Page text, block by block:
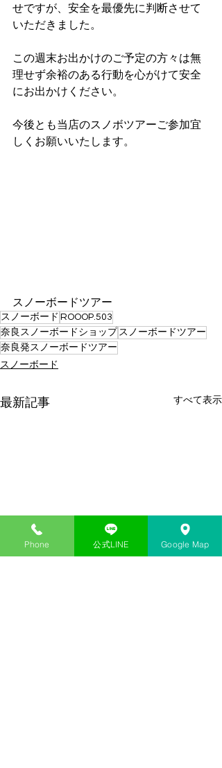
せですが、安全を最優先に判断させて
いただきました。
この週末お出かけのご予定の方々は無
理せず余裕のある行動を心がけて安全
にお出かけください。
今後とも当店のスノボツアーご参加宜
しくお願いいたします。
スノーボードツアー
スノーボード ROOOP.503
奈良スノーボードショップ スノーボードツアー
奈良発スノーボードツアー
スノーボード
最新記事 すべて表示
Phone 公式LINE Google Map